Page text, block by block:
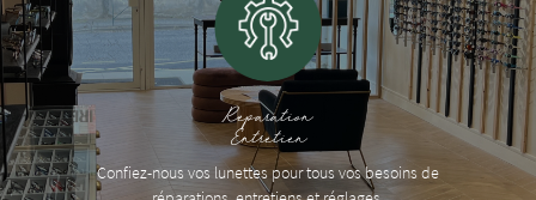
Reparation
Entretien
Confiez-nous vos lunettes pour tous vos besoins de